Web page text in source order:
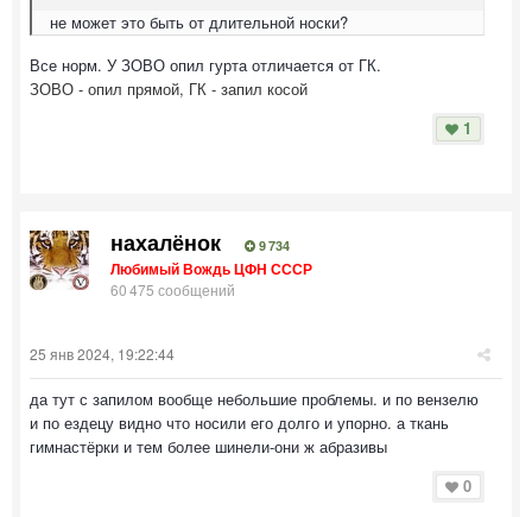
не может это быть от длительной носки?
Все норм. У ЗОВО опил гурта отличается от ГК.
ЗОВО - опил прямой, ГК - запил косой
1
нахалёнок 9 734
Любимый Вождь ЦФН СССР
60 475 сообщений
25 янв 2024, 19:22:44
да тут с запилом вообще небольшие проблемы. и по вензелю
и по ездецу видно что носили его долго и упорно. а ткань
гимнастёрки и тем более шинели-они ж абразивы
0